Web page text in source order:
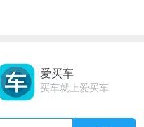
爱买车
买车就上爱买车